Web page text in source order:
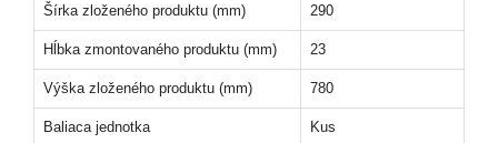
Šírka zloženého produktu (mm) 290
Hĺbka zmontovaného produktu (mm) 23
Výška zloženého produktu (mm) 780
Baliaca jednotka Kus